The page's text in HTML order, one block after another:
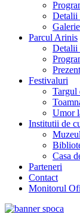
Detalii
Parcul Arinis
Detalii
Festivaluri
Targul
Umor
Institutii de
Casa
Parteneri
Contact
Monitorul